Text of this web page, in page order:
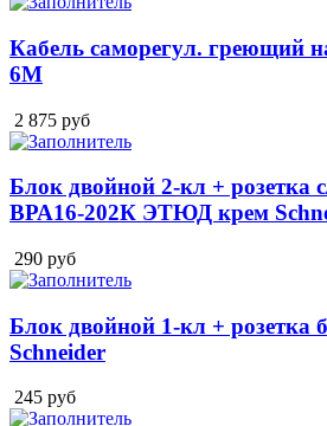
Кабель саморегул. греющий
6M
2 875 руб
Блок двойной 2-кл + розетка
ВРА16-202К ЭТЮД крем
290 руб
Блок двойной 1-кл +
Schneider
245 руб